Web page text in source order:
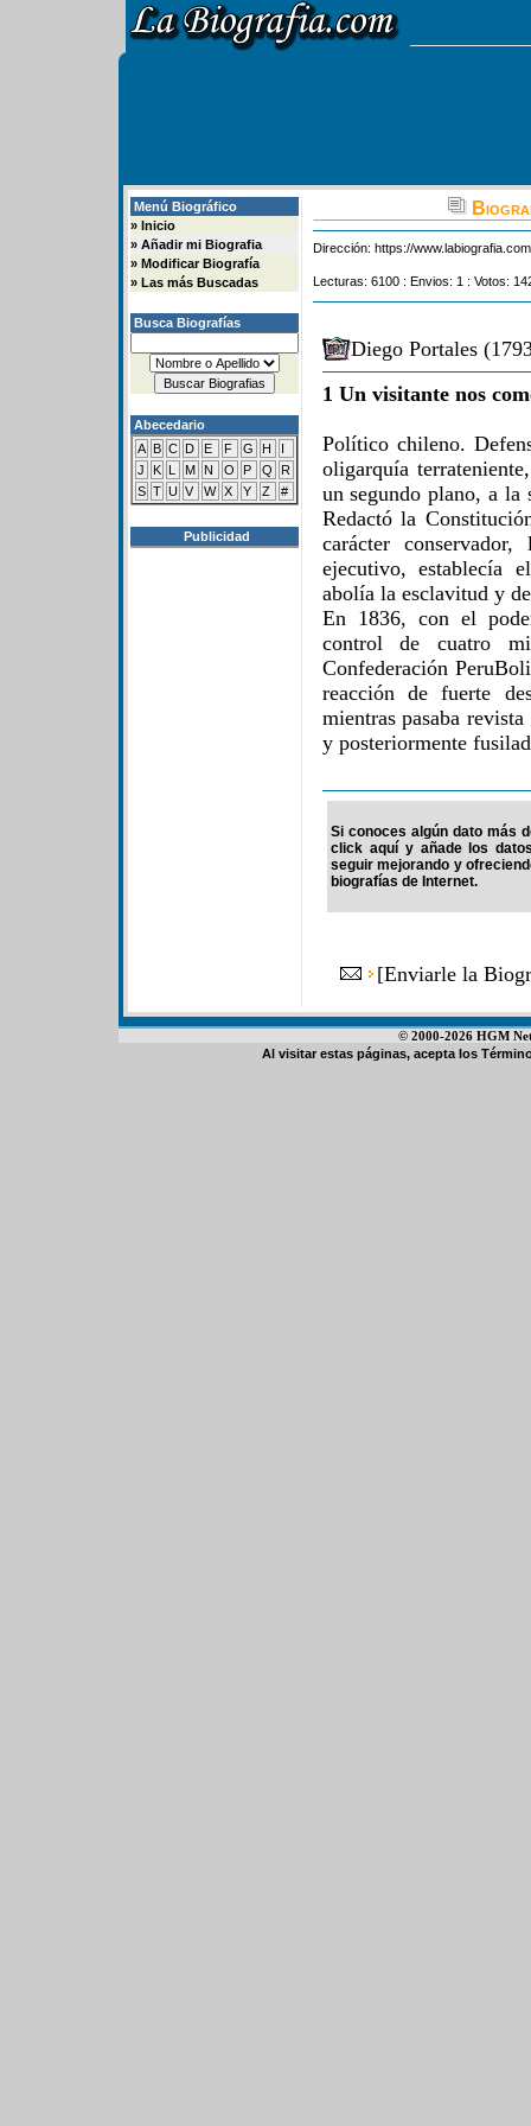
Menú Biográfico
» Inicio
» Añadir mi Biografia
» Modificar Biografía
» Las más Buscadas
Busca Biografías
Abecedario
A B C D E F G H
I
J
K L M N O P Q
R
S T U V W X Y Z #
Publicidad
Dirección: https://
Lecturas: 6100 : Envios: 1 : Votos:
Diego Portales
1 Un visitante nos
Político chileno.
oligarquía
un segundo plano, a la
Redactó la
carácter
ejecutivo, establecía
abolía la esclavitud y
En 1836, con el
control de cuatro
Confederación
reacción de fuerte
mientras pasaba
y posteriormente
Si conoces algún dato más
click aquí y añade los
seguir mejorando y
biografías de Internet.
[Enviarle la
© 2000-2026 HGM
Al visitar estas páginas, acepta los